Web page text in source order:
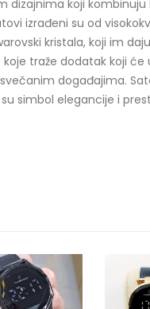
dizajnima koji
izrađeni su od
kristala, koji im
traže dodatak koji
događajima.
simbol elegancije i